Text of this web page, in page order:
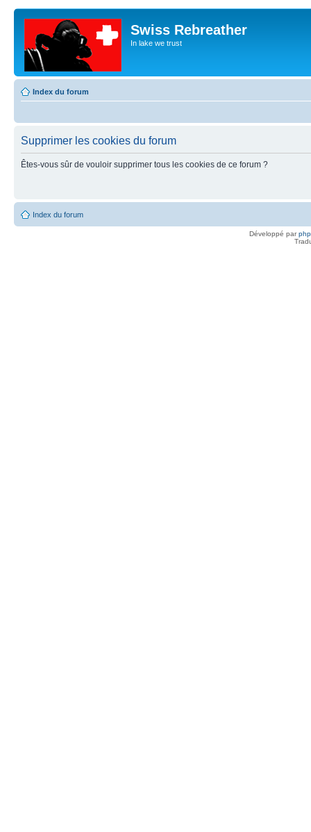
Swiss Rebreather
In lake we trust
Index du forum
Supprimer les cookies du forum
Êtes-vous sûr de vouloir supprimer tous les cookies de ce forum ?
Index du forum
Développé par